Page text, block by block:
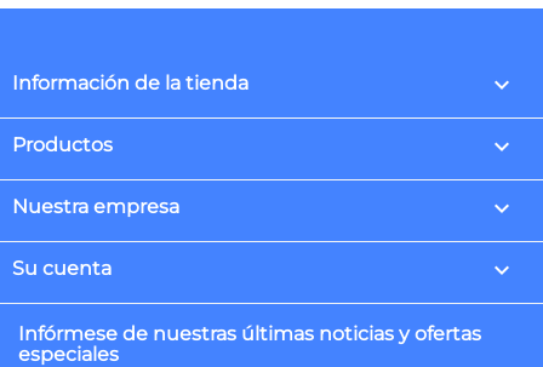
Información de la tienda keyboard_arrow_down
Productos 
Nuestra empresa 
Su cuenta 
Infórmese de nuestras últimas noticias y ofertas
especiales